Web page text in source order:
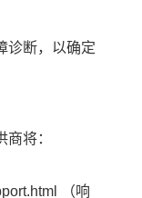
诊断，以确定
将：
（响